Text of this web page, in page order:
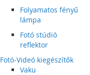
Folyamatos fényű
lámpa
Fotó stúdió
reflektor
Fotó-Videó kiegészítők
Vaku